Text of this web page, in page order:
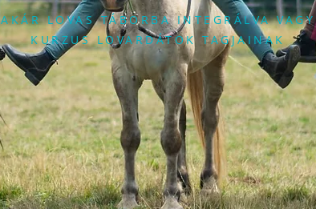
AKÁR LOVAS TÁBORBA INTEGRÁLVA VAGY
KURZUS LOVARDÁTOK TAGJAINAK